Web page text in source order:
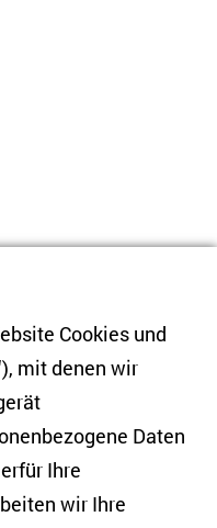
internationale
Cookies und
mit denen wir
Daten
Ihre
wir Ihre